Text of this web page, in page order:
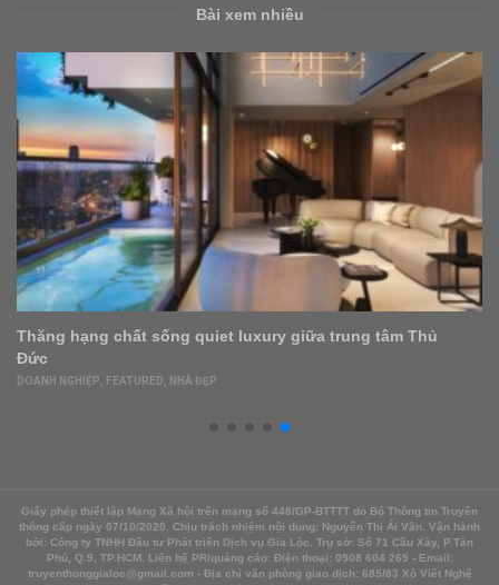
Bài xem nhiều
Thăng hạng chất sống quiet luxury giữa trung tâm Thủ
Đức
DOANH NGHIỆP FEATURED NHÀ ĐẸP
Giấy phép thiết lập Mạng Xã hội trên mạng số 448/GP-BTTTT do Bộ Thông tin Truyền
thông cấp ngày 07/10/2020. Chịu trách nhiệm nội dung: Nguyễn Thị Ái Vân. Vận hành
bởi: Công ty TNHH Đầu tư Phát triển Dịch vụ Gia Lộc. Trụ sở: Số 71 Cầu Xây, P.Tân
Phú, Q.9, TP.HCM. Liên hệ PR/quảng cáo: Điện thoại: 0908 604 265 - Email:
truyenthonggialoc@gmail.com - Địa chỉ văn phòng giao dịch: 685/83 Xô Viết Nghệ